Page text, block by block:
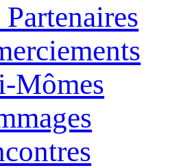
Mômes